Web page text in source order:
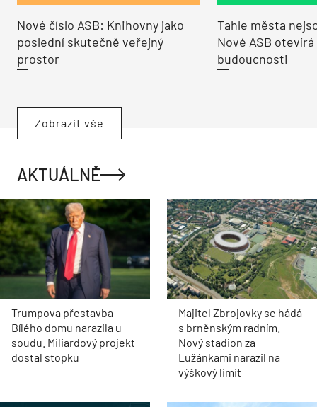
Nové číslo ASB: Knihovny jako
poslední skutečně veřejný
prostor
Tahle města
Nové ASB
budoucnosti
Zobrazit vše
AKTUÁLNĚ
Trumpova přestavba
Bílého domu narazila u
soudu. Miliardový projekt
dostal stopku
Majitel Zbrojovky se hádá
s brněnským radním.
Nový stadion za
Lužánkami narazil na
výškový limit